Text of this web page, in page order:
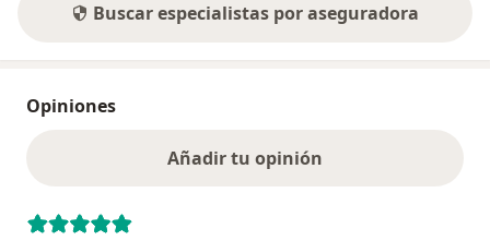
Buscar especialistas por aseguradora
Opiniones
Añadir tu opinión